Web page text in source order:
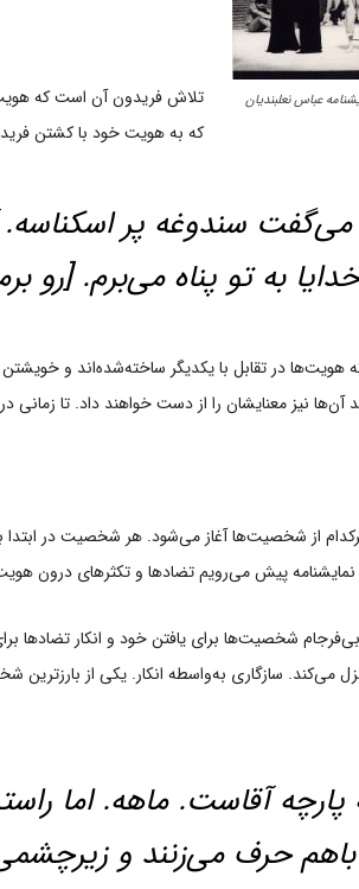
عباس نعلبندیان
تلاش فریدون آن است که
که به هویت خود با کشتن
سندوغه پر اسکناسه.
خدایا به تو پناه می‌برم. [رو
در تقابل با یکدیگر ساخته‌شده‌اند و
نیز معنایشان را از دست خواهند داد. تا
از شخصیت‌ها آغاز می‌شود. هر شخصیت در
پیش می‌رویم تضادها و تکثرهای درون
بی‌فرجام شخصیت‌ها برای یافتن خود و انکار تضادها
می‌کند. سازگاری به‌واسطه انکار. یکی از
پارچه آقاست. ماهه. اما
حرف می‌زنند و